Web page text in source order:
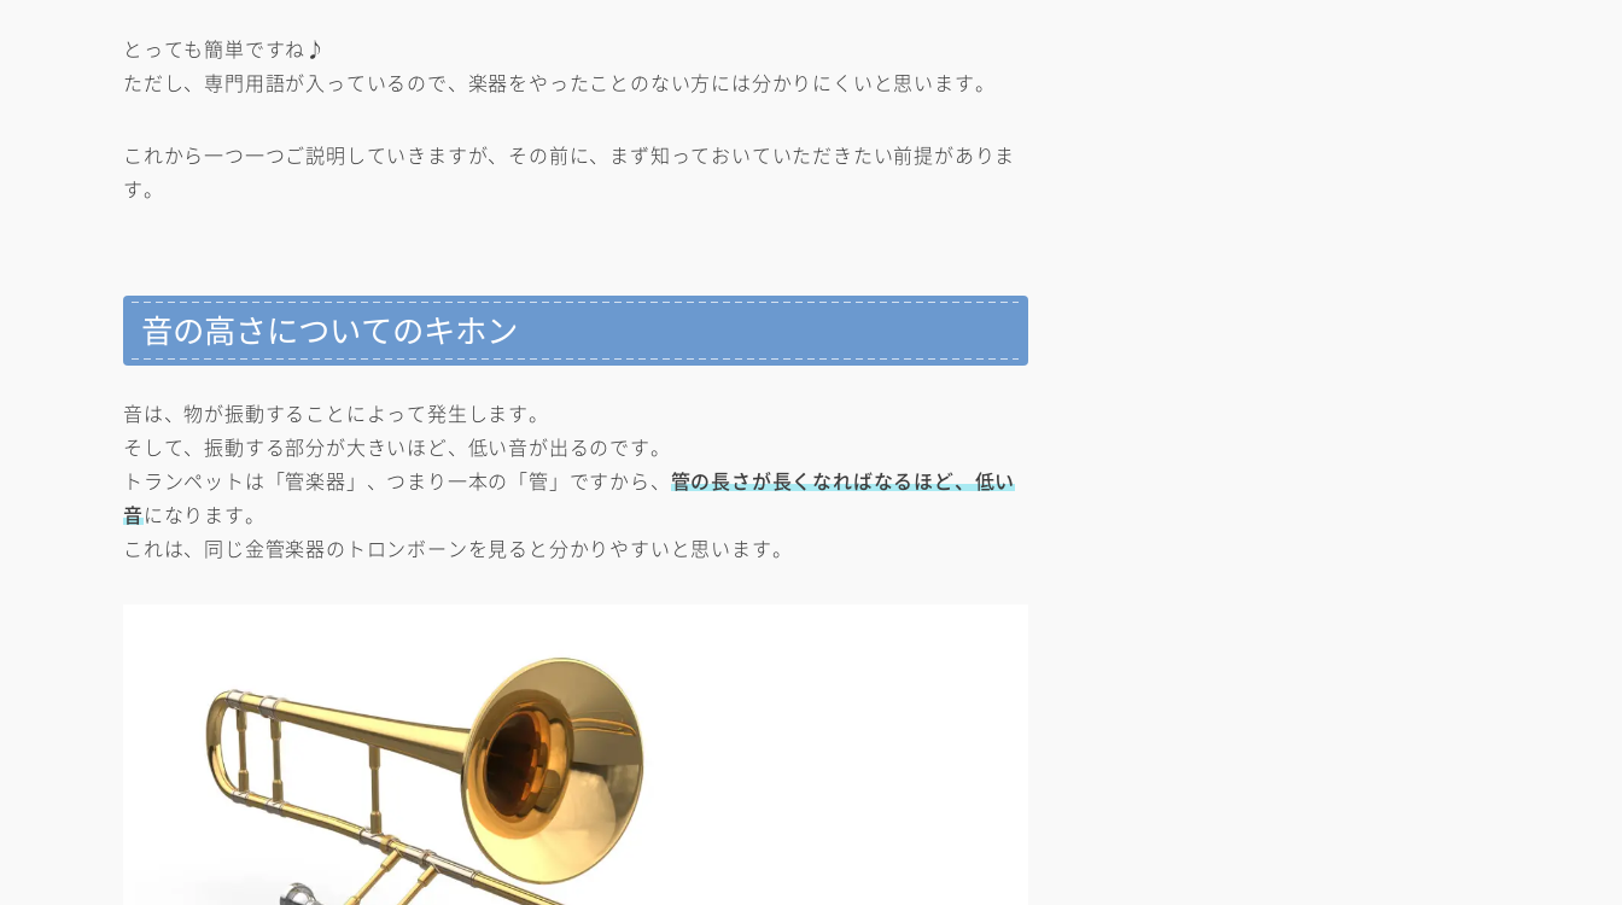
とっても簡単ですね♪
ただし、専門用語が入っているので、楽器をやったことのない方には分かりにくいと思います。
これから一つ一つご説明していきますが、その前に、まず知っておいていただきたい前提がありま
す。
音の高さについてのキホン
音は、物が振動することによって発生します。
そして、振動する部分が大きいほど、低い音が出るのです。
トランペットは「管楽器」、つまり一本の「管」ですから、 管の長さが長くなればなるほど、低い
音になります。
これは、同じ金管楽器のトロンボーンを見ると分かりやすいと思います。